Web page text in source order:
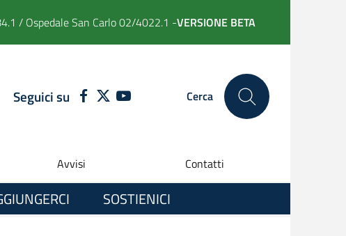
/ Ospedale San Carlo 02/4022.1 -VERSIONE BETA
Seguici suFACEBOOK
TWITTERYOUTUBE Cerca
Avvisi Contatti
SOSTIENICI